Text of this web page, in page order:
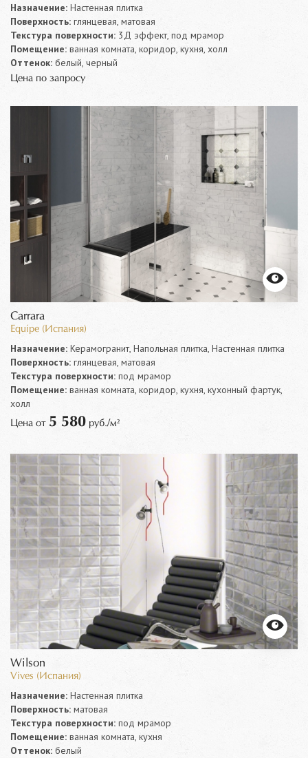
Назначение: Настенная плитка
Поверхность: глянцевая, матовая
Текстура поверхности: 3Д эффект, под мрамор
Помещение: ванная комната, коридор, кухня, холл
Оттенок: белый, черный
Цена по запросу
Carrara
Equipe (Испания)
Назначение: Керамогранит, Напольная плитка, Настенная плитка
Поверхность: глянцевая, матовая
Текстура поверхности: под мрамор
Помещение: ванная комната, коридор, кухня, кухонный фартук,
холл
Цена от 5 580 руб./м²
Wilson
Vives (Испания)
Назначение: Настенная плитка
Поверхность: матовая
Текстура поверхности: под мрамор
Помещение: ванная комната, кухня
Оттенок: белый